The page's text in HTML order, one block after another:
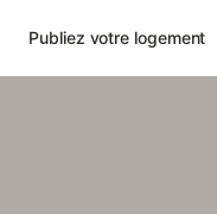
Publiez votre logement